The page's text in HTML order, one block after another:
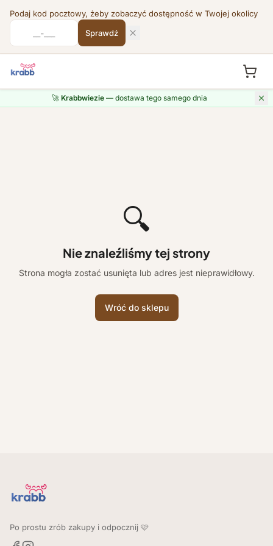
Podaj kod pocztowy, żeby zobaczyć dostępność w Twojej okolicy
Sprawdź
🚀 Krabbwiezie— dostawa tego samego dnia
🔍
Nie znaleźliśmy tej strony
Strona mogła zostać usunięta lub adres jest nieprawidłowy.
Wróć do sklepu
Po prostu zrób zakupy i odpocznij 🩷